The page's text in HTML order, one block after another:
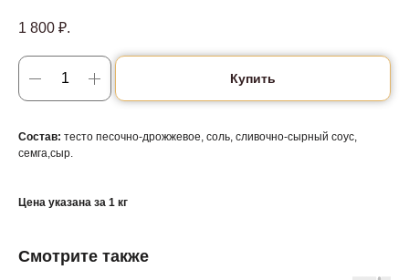
1 800 ₽.
Купить
Состав: тесто песочно-дрожжевое, соль, сливочно-сырный соус,
семга,сыр.
Цена указана за 1 кг
Смотрите также